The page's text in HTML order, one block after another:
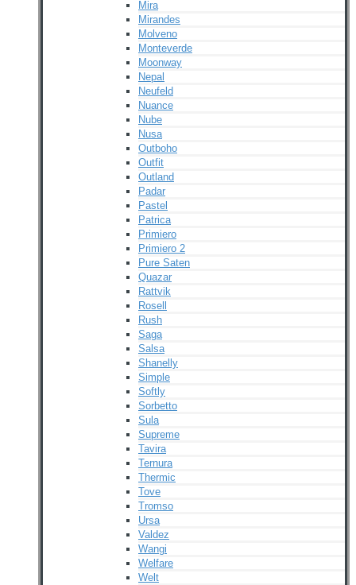
Mira
Mirandes
Molveno
Monteverde
Moonway
Nepal
Neufeld
Nuance
Nube
Nusa
Outboho
Outfit
Outland
Padar
Pastel
Patrica
Primiero
Primiero 2
Pure Saten
Quazar
Rattvik
Rosell
Rush
Saga
Salsa
Shanelly
Simple
Softly
Sorbetto
Sula
Supreme
Tavira
Ternura
Thermic
Tove
Tromso
Ursa
Valdez
Wangi
Welfare
Welt